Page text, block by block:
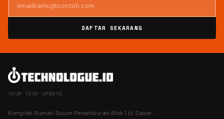
DAFTAR SEKARANG
YOUR TECH UPDATE
Komplek Rumah Susun Petamburan Blok 1 Lt. Dasar,